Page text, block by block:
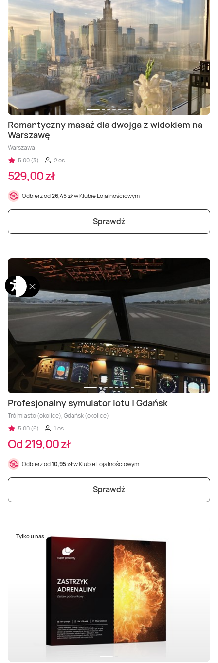
Romantyczny masaż dla dwojga z widokiem na
Warszawę
Warszawa
5,00 (3)
2 os.
529,00 zł
Odbierz od26,45 złw Klubie Lojalnościowym
Sprawdź
Profesjonalny symulator lotu | Gdańsk
Trójmiasto (okolice), Gdańsk (okolice)
5,00 (6)
1 os.
Od 219,00 zł
Odbierz od10,95 złw Klubie Lojalnościowym
Sprawdź
Tylko u nas